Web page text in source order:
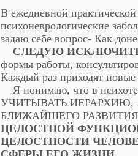
В ежедневной
психоневрологические
задаю себе вопрос- Как
СЛЕДУЮ
формы работы,
Каждый раз приходят
Я понимаю, что в
УЧИТЫВАТЬ ИЕРАРХИЮ,
БЛИЖАЙШЕГО РАЗВИТИЯ,
ЦЕЛОСТНОЙ
ЦЕЛОСТНОСТИ